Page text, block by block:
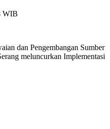
WIB
dan Pengembangan Sumber
meluncurkan Implementasi